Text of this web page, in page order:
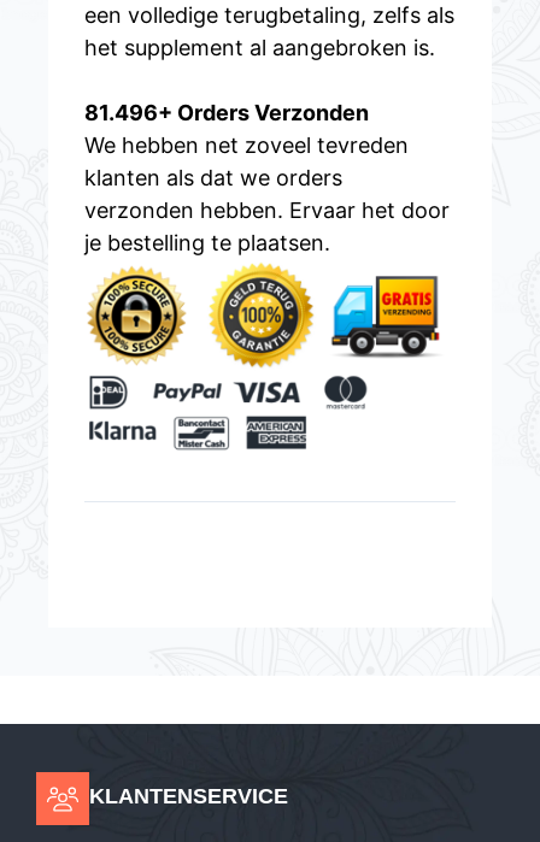
een volledige terugbetaling, zelfs als
het supplement al aangebroken is.
81.496+ Orders Verzonden
We hebben net zoveel tevreden
klanten als dat we orders
verzonden hebben. Ervaar het door
je bestelling te plaatsen.
KLANTENSERVICE